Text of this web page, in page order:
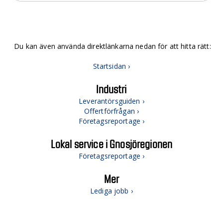
Du kan även använda direktlänkarna nedan för att hitta rätt:
Startsidan ›
Industri
Leverantörsguiden ›
Offertförfrågan ›
Företagsreportage ›
Lokal service i Gnosjöregionen
Företagsreportage ›
Mer
Lediga jobb ›